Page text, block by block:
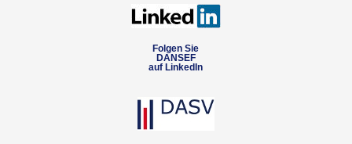
Folgen Sie
DANSEF
auf LinkedIn